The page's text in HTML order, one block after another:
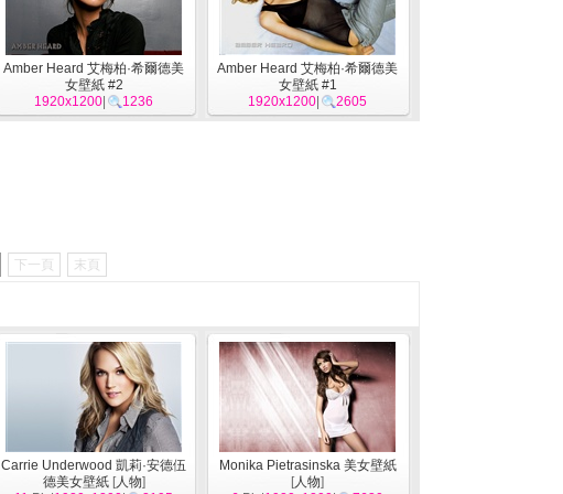
Amber Heard 艾梅柏·希爾德美
女壁紙 #2
1920x1200
1236
Amber Heard 艾梅柏·希爾德美
女壁紙 #1
1920x1200
2605
下一頁 末頁
Carrie Underwood 凱莉·安德伍
德美女壁紙[人物]
Monika Pietrasinska 美女壁紙
[人物]